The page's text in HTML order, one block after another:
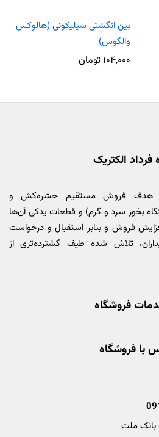
بین انگشتی سیلیکونی (هالوکس
والگوس)
۱۰۴,۰۰۰ تومان
فرداد الکتریک
با هدف فروش مستقیم حشره‌کش و
بخور سرد و گرم) و قطعات یدکی آن‌ها
فروش و بنابر استقبال و درخواست
تلاش شده طیف گشترده‌تری از
فروشگاه
با فروشگاه
بانک ملت